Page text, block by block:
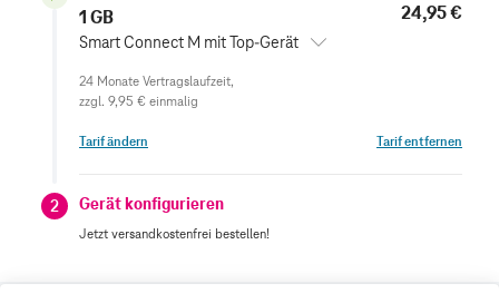
1 GB
Smart Connect M mit Top-Gerät
24,95 €
zzgl. 9,95 € einmalig
Tarif ändern Tarif entfernen
2 Gerät konfigurieren
Jetzt versandkostenfrei bestellen!